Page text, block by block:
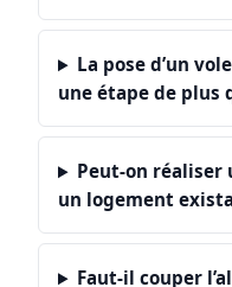
La pose d’un
une étape de plus
Peut-on réaliser
un logement
Faut-il couper